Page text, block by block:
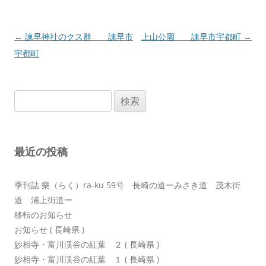
投
稿
ョ
← 諫早神社のクス群 諌早市
宇都町
上山公園 諌早市宇都町 →
索:
最近の投稿
季刊誌 樂（らく）ra-ku 59号 長崎の道ーみさき道 茂木街
道 浦上街道ー
移転のお知らせ
お知らせ ( 長崎県 )
妙相寺・富川渓谷の紅葉 ２ ( 長崎県 )
妙相寺・富川渓谷の紅葉 １ ( 長崎県 )